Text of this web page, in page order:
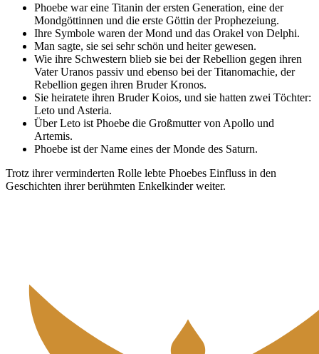
Phoebe war eine Titanin der ersten Generation, eine der
Mondgöttinnen und die erste Göttin der Prophezeiung.
Ihre Symbole waren der Mond und das Orakel von Delphi.
Man sagte, sie sei sehr schön und heiter gewesen.
Wie ihre Schwestern blieb sie bei der Rebellion gegen ihren
Vater Uranos passiv und ebenso bei der Titanomachie, der
Rebellion gegen ihren Bruder Kronos.
Sie heiratete ihren Bruder Koios, und sie hatten zwei Töchter:
Leto und Asteria.
Über Leto ist Phoebe die Großmutter von Apollo und
Artemis.
Phoebe ist der Name eines der Monde des Saturn.
Trotz ihrer verminderten Rolle lebte Phoebes Einfluss in den
Geschichten ihrer berühmten Enkelkinder weiter.